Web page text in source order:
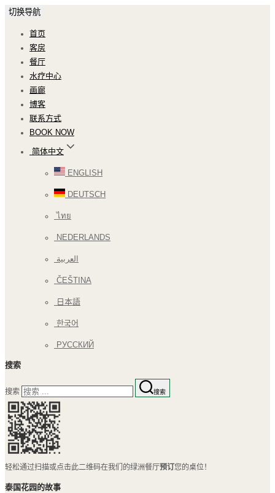
切换导航
首页
客房
餐厅
水疗中心
画廊
博客
联系方式
BOOK NOW
简体中文
ENGLISH
DEUTSCH
ไทย
NEDERLANDS
العربية
ČEŠTINA
日本語
한국어
РУССКИЙ
搜索
搜索 搜索
轻松通过扫描或点击此二维码在我们的绿洲餐厅预订 您的桌位！
泰国花园的故事